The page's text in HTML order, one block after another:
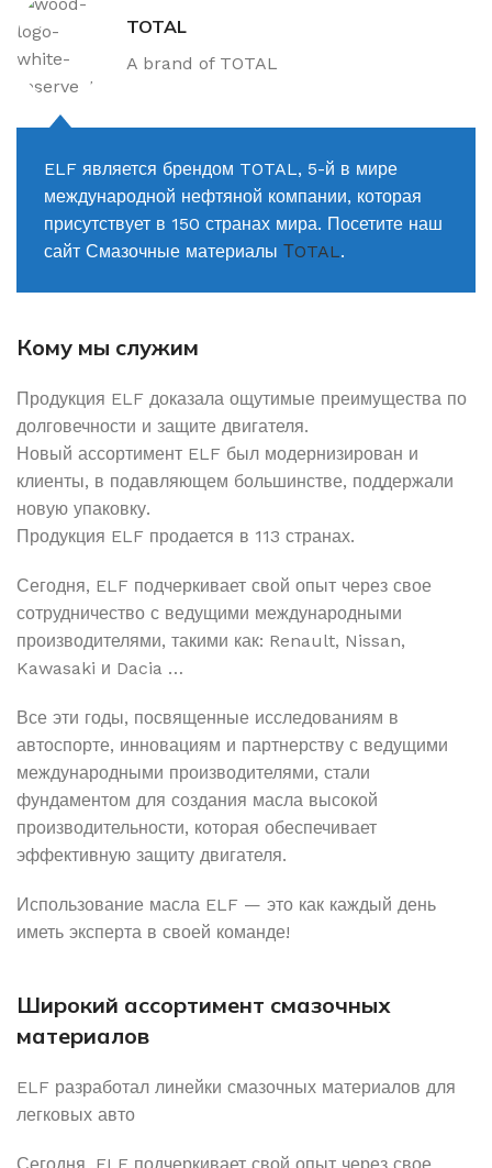
TOTAL
A brand of TOTAL
ELF является брендом TOTAL, 5-й в мире
международной нефтяной компании, которая
присутствует в 150 странах мира. Посетите наш
сайт Смазочные материалы ТOTAL.
Кому мы служим
Продукция ELF доказала ощутимые преимущества по
долговечности и защите двигателя.
Новый ассортимент ELF был модернизирован и
клиенты, в подавляющем большинстве, поддержали
новую упаковку.
Продукция ELF продается в 113 странах.
Сегодня, ELF подчеркивает свой опыт через свое
сотрудничество с ведущими международными
производителями, такими как: Renault, Nissan,
Kawasaki и Dacia …
Все эти годы, посвященные исследованиям в
автоспорте, инновациям и партнерству с ведущими
международными производителями, стали
фундаментом для создания масла высокой
производительности, которая обеспечивает
эффективную защиту двигателя.
Использование масла ELF — это как каждый день
иметь эксперта в своей команде!
Широкий ассортимент смазочных
материалов
ELF разработал линейки смазочных материалов для
легковых авто